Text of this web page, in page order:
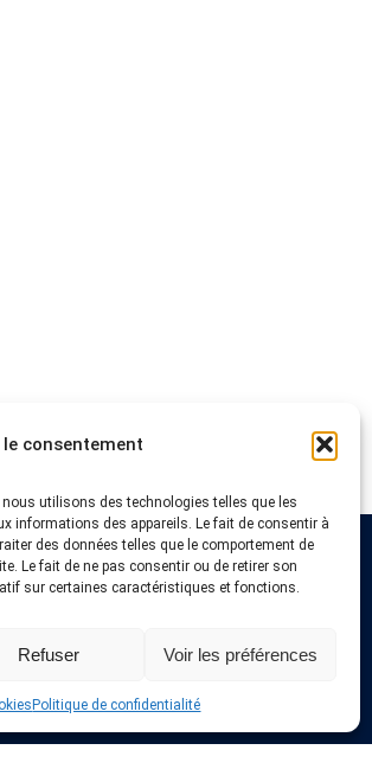
le consentement
nous utilisons des technologies telles que les
informations des appareils. Le fait de consentir à
des données telles que le comportement de
Le fait de ne pas consentir ou de retirer son
sur certaines caractéristiques et fonctions.
Refuser Voir les préférences
Politique de confidentialité